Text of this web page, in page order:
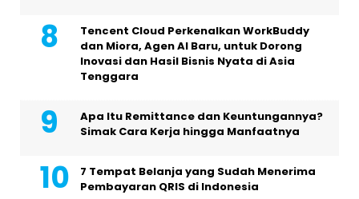
Tencent Cloud Perkenalkan WorkBuddy
dan Miora, Agen AI Baru, untuk Dorong
Inovasi dan Hasil Bisnis Nyata di Asia
Tenggara
Apa Itu Remittance dan Keuntungannya?
Simak Cara Kerja hingga Manfaatnya
7 Tempat Belanja yang Sudah Menerima
Pembayaran QRIS di Indonesia